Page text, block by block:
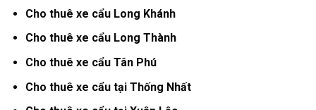
Cho thuê xe cẩu Long Khánh
Cho thuê xe cẩu Long Thành
Cho thuê xe cẩu Tân Phú
Cho thuê xe cẩu tại Thống Nhất